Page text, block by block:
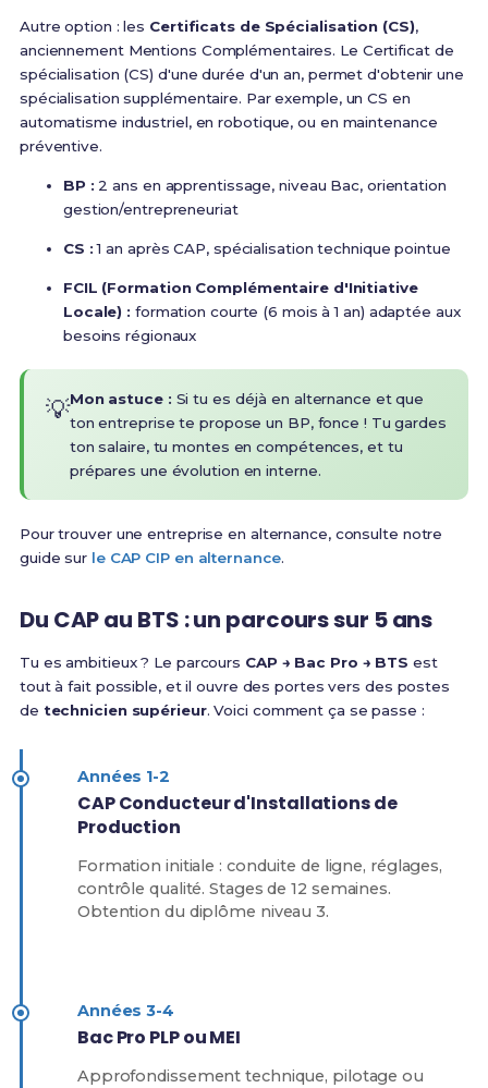
Autre option : les Certificats de Spécialisation (CS),
anciennement Mentions Complémentaires. Le Certificat de
spécialisation (CS) d'une durée d'un an, permet d'obtenir une
spécialisation supplémentaire. Par exemple, un CS en
automatisme industriel, en robotique, ou en maintenance
préventive.
BP : 2 ans en apprentissage, niveau Bac, orientation
gestion/entrepreneuriat
CS :1 an après CAP, spécialisation technique pointue
FCIL (Formation Complémentaire d'Initiative
Locale) : formation courte (6 mois à 1 an) adaptée aux
besoins régionaux
💡Mon astuce : Si tu es déjà en alternance et que
ton entreprise te propose un BP, fonce ! Tu gardes
ton salaire, tu montes en compétences, et tu
prépares une évolution en interne.
Pour trouver une entreprise en alternance, consulte notre
guide sur le CAP CIP en alternance.
Du CAP au BTS : un parcours sur 5 ans
Tu es ambitieux ? Le parcours CAP → Bac Pro → BTS est
tout à fait possible, et il ouvre des portes vers des postes
de technicien supérieur. Voici comment ça se passe :
Années 1-2
CAP Conducteur d'Installations de
Production
Formation initiale : conduite de ligne, réglages,
contrôle qualité. Stages de 12 semaines.
Obtention du diplôme niveau 3.
Années 3-4
Bac Pro PLP ou MEI
Approfondissement technique, pilotage ou